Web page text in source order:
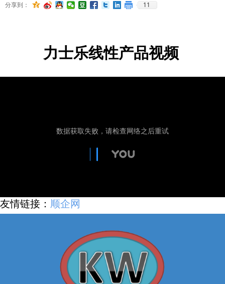
分享到： 11
力士乐线性产品视频
友情链接： 顺企网